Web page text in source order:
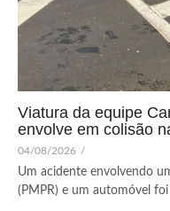
Viatura da equipe
envolve em colisão
04/08/2026 /
Um acidente envolvendo
(PMPR) e um automóvel foi